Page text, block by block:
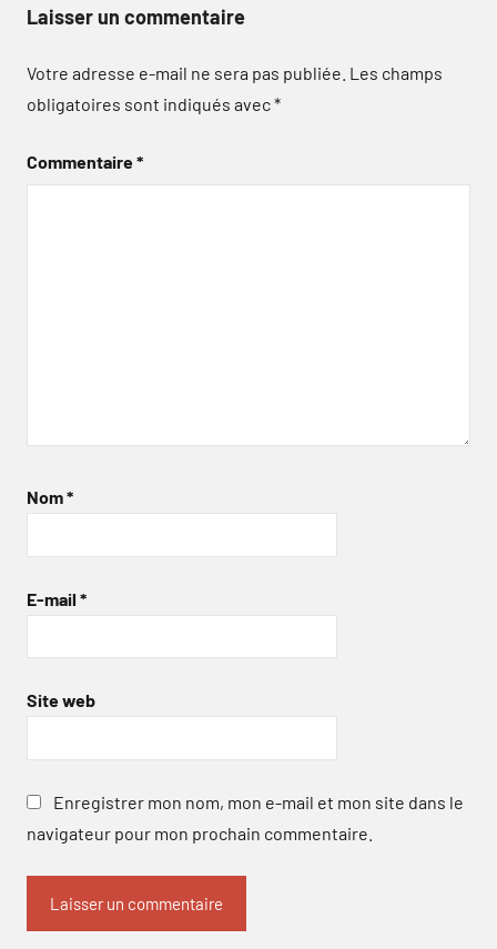
Laisser un commentaire
Votre adresse e-mail ne sera pas publiée. Les champs
obligatoires sont indiqués avec*
Commentaire*
Nom*
E-mail *
Site web
Enregistrer mon nom, mon e-mail et mon site dans le
navigateur pour mon prochain commentaire.